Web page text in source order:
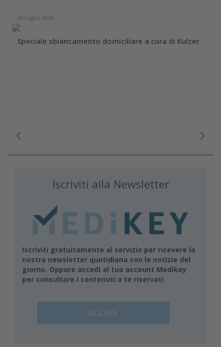
20 Luglio 2026
Speciale sbiancamento domiciliare a cura di Kulzer
Iscriviti alla Newsletter
Iscriviti gratuitamente al servizio per ricevere la
nostra newsletter quotidiana con le notizie del
giorno. Oppure accedi al tuo account Medikey
per consultare i contenuti a te riservati
ACCEDI